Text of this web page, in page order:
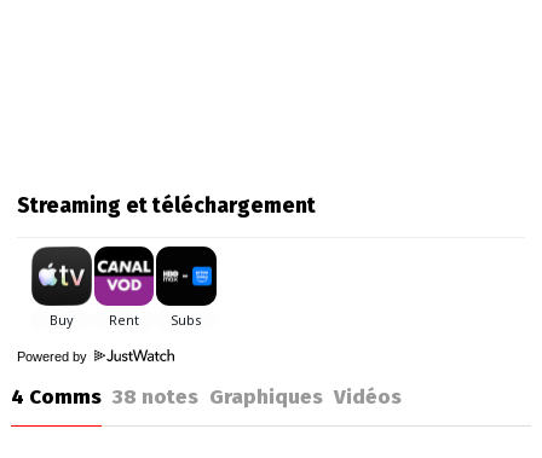
Streaming et téléchargement
Powered by
4 Comms 38 notes Graphiques Vidéos